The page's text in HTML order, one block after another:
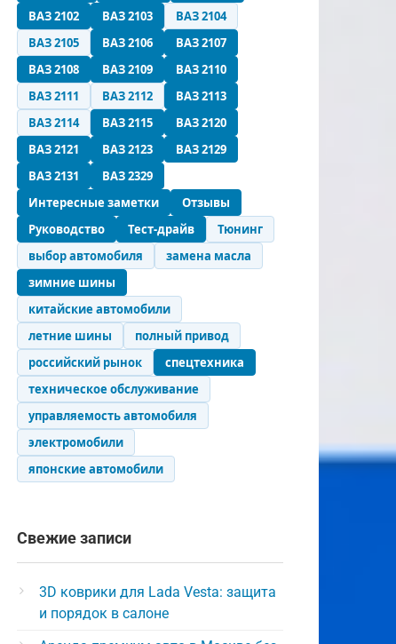
ВАЗ 2102
ВАЗ 2103
ВАЗ 2104
ВАЗ 2105
ВАЗ 2106
ВАЗ 2107
ВАЗ 2108
ВАЗ 2109
ВАЗ 2110
ВАЗ 2111
ВАЗ 2112
ВАЗ 2113
ВАЗ 2114
ВАЗ 2115
ВАЗ 2120
ВАЗ 2121
ВАЗ 2123
ВАЗ 2129
ВАЗ 2131
ВАЗ 2329
Интересные заметки
Отзывы
Руководство
Тест-драйв
Тюнинг
выбор автомобиля
замена масла
зимние шины
китайские автомобили
летние шины
полный привод
российский рынок
спецтехника
техническое обслуживание
управляемость автомобиля
электромобили
японские автомобили
Свежие записи
3D коврики для Lada Vesta: защита
и порядок в салоне